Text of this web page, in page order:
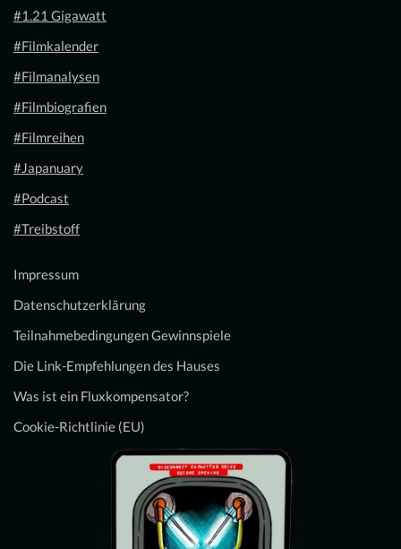
#1.21 Gigawatt
#Filmkalender
#Filmanalysen
#Filmbiografien
#Filmreihen
#Japanuary
#Podcast
#Treibstoff
Impressum
Datenschutzerklärung
Teilnahmebedingungen Gewinnspiele
Die Link-Empfehlungen des Hauses
Was ist ein Fluxkompensator?
Cookie-Richtlinie (EU)